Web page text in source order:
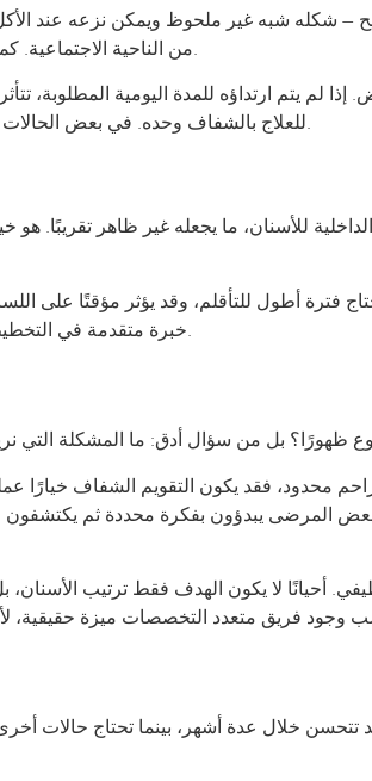
شكله شبه غير ملحوظ ويمكن نزعه عند الأكل
من الناحية الاجتماعية. كما أنه يساعد على الحفاظ على نظافة الفم بسهولة أكبر مقارنة بالتقويم الثابت.
لم يتم ارتداؤه للمدة اليومية المطلوبة،
للعلاج بالشفاف وحده. في بعض الحالات تكون النتيجة ممتازة، وفي حالات أخرى يكون التقويم الثابت أكثر دقة وكفاءة.
للأسنان، ما يجعله غير ظاهر تقريبًا.
فترة أطول للتأقلم، وقد يؤثر مؤقتًا على
خبرة متقدمة في التخطيط والتنفيذ. لهذا السبب، يكون تقييم الطبيب هنا حاسمًا أكثر من أي عامل آخر.
نوع ظهورًا؟ بل من سؤال أدق: ما المشكلة
محدود، فقد يكون التقويم الشفاف خيارًا
بعض المرضى يبدؤون بفكرة محددة ثم
أحيانًا لا يكون الهدف فقط ترتيب الأسنان،
خلال عدة أشهر، بينما تحتاج حالات